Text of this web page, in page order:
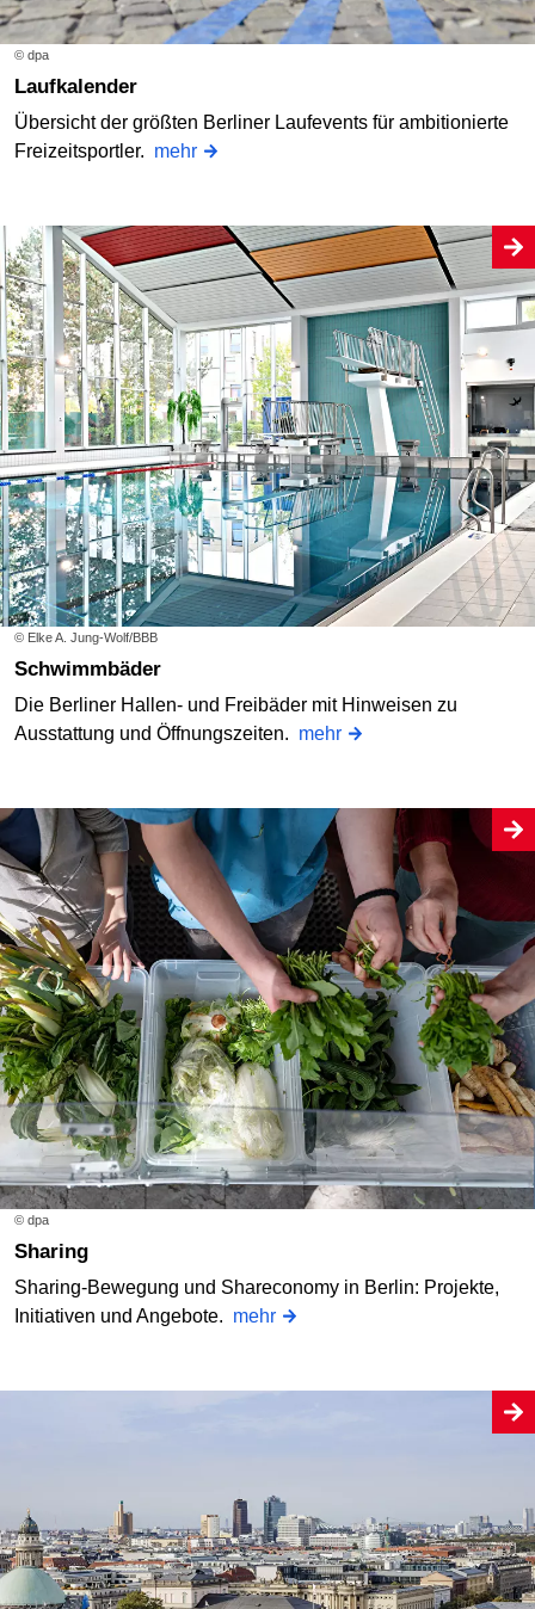
© dpa
Laufkalender
Übersicht der größten Berliner Laufevents für ambitionierte
Freizeitsportler. mehr
© Elke A. Jung-Wolf/BBB
Schwimmbäder
Die Berliner Hallen- und Freibäder mit Hinweisen zu
Ausstattung und Öffnungszeiten. mehr
© dpa
Sharing
Sharing-Bewegung und Shareconomy in Berlin: Projekte,
Initiativen und Angebote. mehr